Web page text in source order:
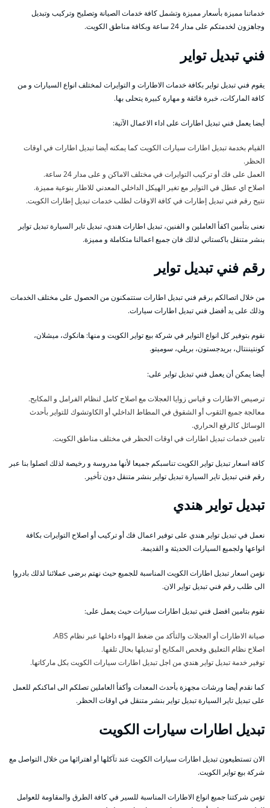
خدماتنا مميزة بأسعار مميزة وتشمل كافة خدمات الصيانة وتصليح وتركيب وتبديل
وجاهزون لخدمتكم على مدار 24 ساعة وبكافة مناطق الكويت.
فني تبديل تواير
يقوم فني تبديل تواير بكافة خدمات الاطارات و التوايرات لمختلف انواع السيارات و من
كافة الماركات، خبرة فائقة و مهارة كبيرة يتحلى بها.
أيضا يعمل فني تبديل اطارات على اداء الاعمال الآتية:
القيام بخدمة تبديل اطارات سيارات الكويت كما يمكنه أيضا تبديل اطارات في اوقات
الحظر.
العمل على فك أو تركيب التوايرات في مختلف الاماكن و على مدار 24 ساعة.
اصلاح اي عطل في التواير مع تغير الهيكل الداخلي المعدني للاطار بنوعية مميزة.
نتيح رقم فني تبديل إطارات في كافة الاوقات لطلب خدمات تبديل إطارات الكويت.
نعنى بتأمين اكفأ العاملين و الفنين، تبديل اطارات هندي، تبديل تاير السيارة تبديل تواير
بنشر متنقل باكستاني لذلك فان جميع اعمالنا متكاملة و مميزة.
رقم فني تبديل تواير
من خلال اتصالكم برقم فني تبديل اطارات ستتمكنون من الحصول على مختلف الخدمات
وذلك على يد أفضل فني تبديل اطارات سيارات.
نقوم بتوفير كل انواع التواير في شركة بيع تواير الكويت و منها: هانكوك، ميشلان،
كونتيننتال، بريدجستون، بريلي، سوميتو.
أيضا يمكن أن يعمل فني تبديل تواير على:
ترصيص الاطارات و قياس زوايا العجلات مع اصلاح كامل لنظام الفرامل و المكابح.
معالجة جميع الثقوب أو الشقوق في المطاط الداخلي أو الكاوتشوك للتواير بأحدث
الوسائل كالرقع الحراري.
تامين خدمات تبديل اطارات في اوقات الحظر في مختلف مناطق الكويت.
كافة اسعار تبديل تواير الكويت تناسبكم جميعا لأنها مدروسة و رخيصة لذلك اتصلوا بنا عبر
رقم فني تبديل تاير السيارة تبديل تواير بنشر متنقل دون تأخير.
تبديل تواير هندي
نعمل في تبديل تواير هندي على توفير اعمال فك أو تركيب أو اصلاح التوايرات بكافة
انواعها ولجميع السيارات الحديثة و القديمة.
نؤمن اسعار تبديل اطارات الكويت المناسبة للجميع حيث نهتم برضى عملائنا لذلك بادروا
الى طلب رقم فني تبديل تواير الان.
نقوم بتامين افضل فني تبديل اطارات سيارات حيث يعمل على:
صيانة الاطارات أو العجلات والتأكد من ضغط الهواء داخلها عبر نظام ABS.
اصلاح نظام التعليق وفحص المكابح أو تبديلها بحال تلفها.
توفير خدمة تبديل تواير هندي من اجل تبديل اطارات سيارات الكويت بكل ماركاتها.
كما نقدم أيضا ورشات مجهزة بأحدث المعدات وأكفأ العاملين تصلكم الى اماكنكم للعمل
على تبديل تاير السيارة تبديل تواير بنشر متنقل في اوقات الحظر.
تبديل اطارات سيارات الكويت
الان تستطيعون تبديل اطارات سيارات الكويت عند تآكلها أو اهترائها من خلال التواصل مع
شركة بيع تواير الكويت.
تؤمن شركتنا جميع انواع الاطارات المناسبة للسير في كافة الطرق والمقاومة للعوامل